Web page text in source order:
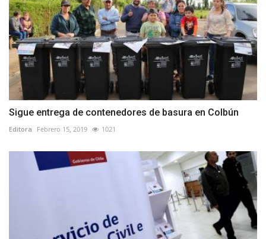
Sigue entrega de contenedores de basura en Colbún
Editora Febrero 15, 2019 1021